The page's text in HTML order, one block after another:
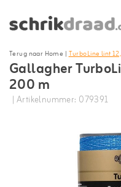
Terug naar Home |TurboLine lint
Gallagher
200 m
| Artikelnummer: 079391